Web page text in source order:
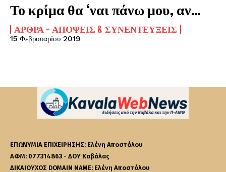
Το κρίμα θα ‘ναι πάνω μου, αν…
ΆΡΘΡΑ - ΑΠΌΨΕΙΣ & ΣΥΝΕΝΤΕΎΞΕΙΣ
15 Φεβρουαρίου 2019
ΕΠΩΝΥΜΙΑ ΕΠΙΧΕΙΡΗΣΗΣ: Ελένη Αποστόλου
ΑΦΜ: 077314863 - ΔΟΥ Καβάλας
ΔΙΚΑΙΟΥΧΟΣ DOMAIN NAME: Ελένη Αποστόλου